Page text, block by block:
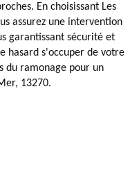
En choisissant Les
assurez une intervention
garantissant sécurité et
hasard s'occuper de votre
du ramonage pour un
13270.